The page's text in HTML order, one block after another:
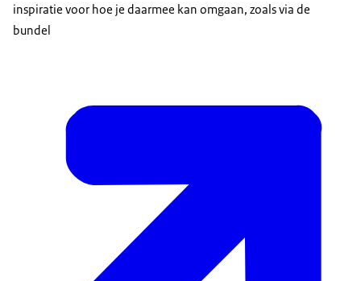
inspiratie voor hoe je daarmee kan omgaan, zoals via de
bundel